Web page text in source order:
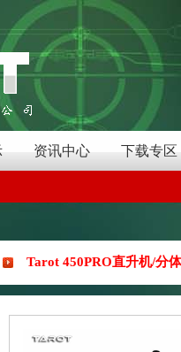
资讯中心 下载专区
Tarot 450PRO直升机/分